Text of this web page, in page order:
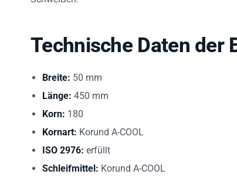
Technische Daten der
Breite:
50 mm
Länge:
450 mm
Korn:
180
Kornart: Korund A-COOL
ISO 2976:
erfüllt
Schleifmittel: Korund A-COOL